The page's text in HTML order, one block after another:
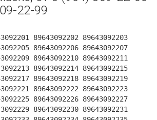
22-99
89643092202 89643092203
89643092206 89643092207
89643092210 89643092211
89643092214 89643092215
89643092218 89643092219
89643092222 89643092223
89643092226 89643092227
89643092230 89643092231